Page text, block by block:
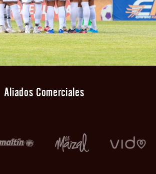
Aliados Comerciales